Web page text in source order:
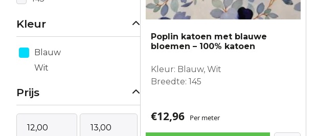
Kleur
Blauw
Wit
Prijs
Poplin katoen met blauwe
bloemen – 100% katoen
Kleur: Blauw, Wit
Breedte: 145
€12,96 Per meter